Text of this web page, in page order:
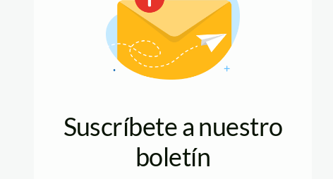
Suscríbete a nuestro
boletín